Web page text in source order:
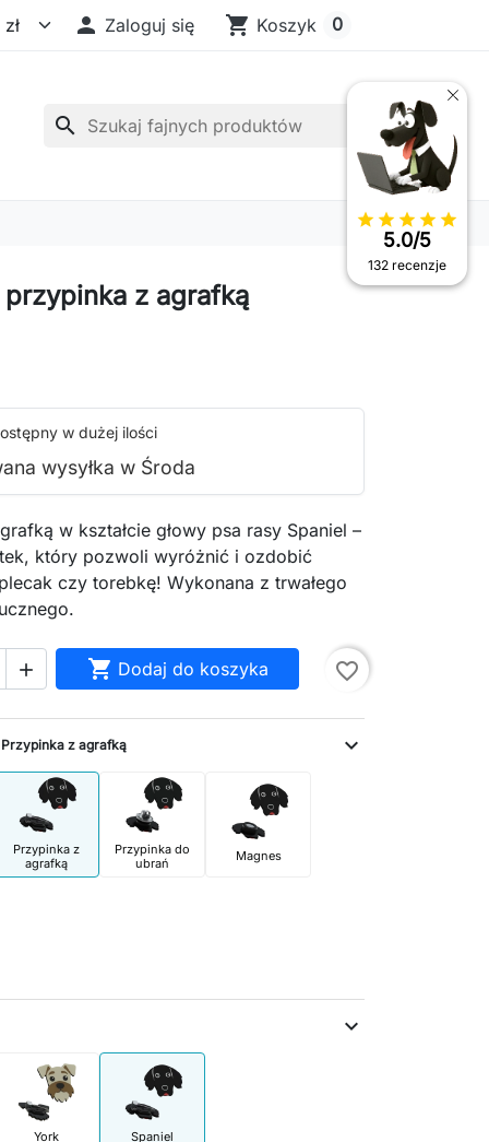
 Zaloguj się shopping_cart Koszyk 0
search
z agrafką
w dużej ilości
wysyłka w Środa
w kształcie głowy psa rasy Spaniel –
który pozwoli wyróżnić i ozdobić
czy torebkę! Wykonana z trwałego
  Dodaj do koszyka favorite_border
Przypinka z agrafką expand_more
Przypinka z
agrafką
Przypinka do
ubrań
Magnes
expand_more
York Spaniel
star star star star star
5.0/5
132 recenzje